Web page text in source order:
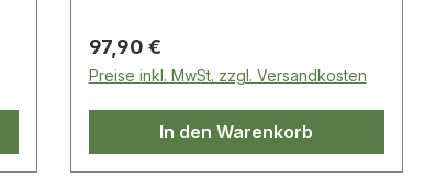
Regulärer Preis:
97,90 €
Preise inkl. MwSt. zzgl. Versandkosten
In den Warenkorb